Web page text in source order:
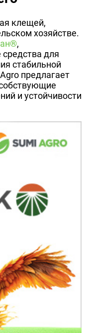
клещей,
хозяйстве.
,
для
стабильной
предлагает
и устойчивости